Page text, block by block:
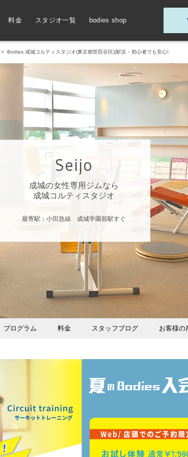
料金 スタジオ一覧 bodies shop
> Bodies 成城コルティスタジオ(東京都世田谷区)|駅近・初心者でも安心!
Seijo
成城の女性専用ジムなら
成城コルティスタジオ
最寄駅：小田急線 成城学園前駅すぐ
プログラム 料金 スタッフブログ お客様の